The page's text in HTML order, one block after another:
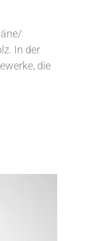
In der
die